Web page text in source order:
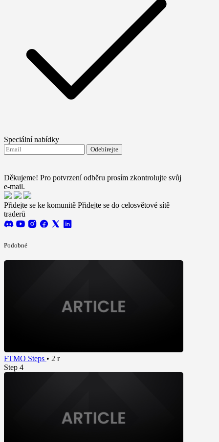
Speciální nabídky
Odebírejte
Děkujeme! Pro potvrzení odběru prosím zkontrolujte svůj
e-mail.
Přidejte se ke komunitě Přidejte se do celosvětové sítě
traderů
Podobné
FTMO Steps • 2 r
Step 4